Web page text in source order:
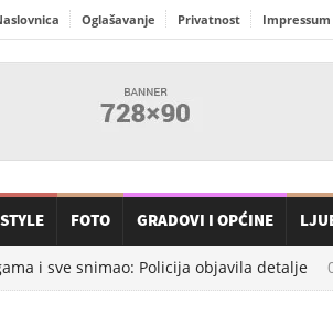
Oglašavanje Privatnost Impressum
FOTO GRADOVI I OPĆINE
i sve snimao: Policija objavila detalje